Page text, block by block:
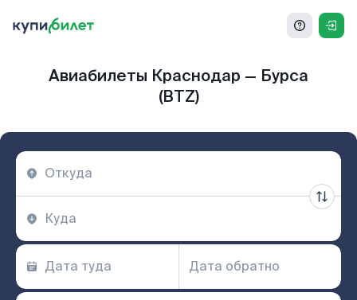
Авиабилеты Краснодар — Бурса
(BTZ)